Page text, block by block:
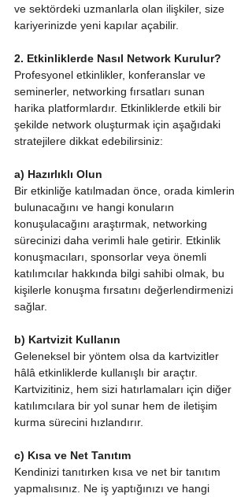
ve sektördeki uzmanlarla olan ilişkiler, size
kariyerinizde yeni kapılar açabilir.
2. Etkinliklerde Nasıl Network Kurulur?
Profesyonel etkinlikler, konferanslar ve
seminerler, networking fırsatları sunan
harika platformlardır. Etkinliklerde etkili bir
şekilde network oluşturmak için aşağıdaki
stratejilere dikkat edebilirsiniz:
a) Hazırlıklı Olun
Bir etkinliğe katılmadan önce, orada kimlerin
bulunacağını ve hangi konuların
konuşulacağını araştırmak, networking
sürecinizi daha verimli hale getirir. Etkinlik
konuşmacıları, sponsorlar veya önemli
katılımcılar hakkında bilgi sahibi olmak, bu
kişilerle konuşma fırsatını değerlendirmenizi
sağlar.
b) Kartvizit Kullanın
Geleneksel bir yöntem olsa da kartvizitler
hâlâ etkinliklerde kullanışlı bir araçtır.
Kartvizitiniz, hem sizi hatırlamaları için diğer
katılımcılara bir yol sunar hem de iletişim
kurma sürecini hızlandırır.
c) Kısa ve Net Tanıtım
Kendinizi tanıtırken kısa ve net bir tanıtım
yapmalısınız. Ne iş yaptığınızı ve hangi